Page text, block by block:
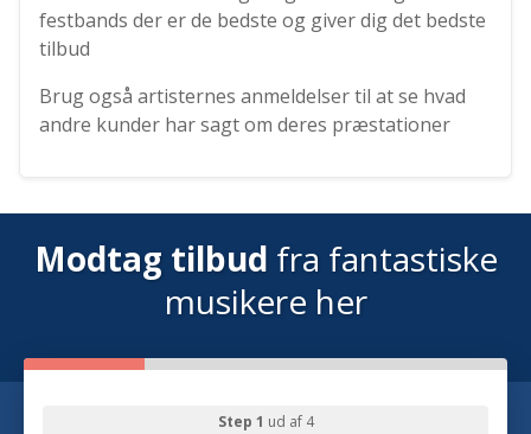
festbands der er de bedste og giver dig det bedste
tilbud
Brug også artisternes anmeldelser til at se hvad
andre kunder har sagt om deres præstationer
Modtag tilbud fra fantastiske
musikere her
Step 1 ud af 4